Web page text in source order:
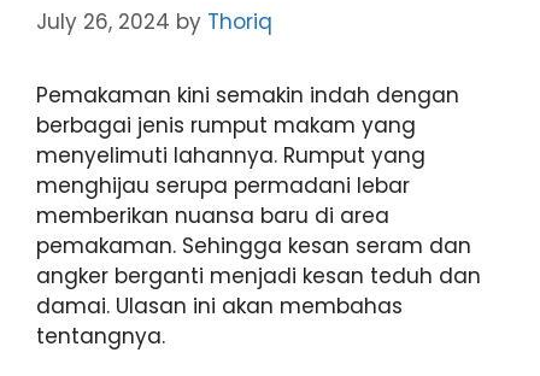
July 26, 2024 by Thoriq
Pemakaman kini semakin indah dengan
berbagai jenis rumput makam yang
menyelimuti lahannya. Rumput yang
menghijau serupa permadani lebar
memberikan nuansa baru di area
pemakaman. Sehingga kesan seram dan
angker berganti menjadi kesan teduh dan
damai. Ulasan ini akan membahas
tentangnya.